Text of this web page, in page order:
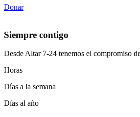
Donar
Siempre contigo
Desde Altar 7-24 tenemos el compromiso
Horas
Días a la semana
Días al año